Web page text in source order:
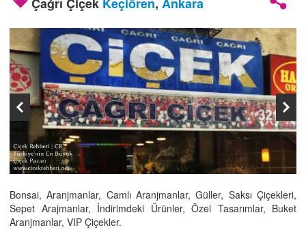
İLETİŞİM
Bonsai, Aranjmanlar, Camlı Aranjmanlar, Güller, Saksı Çiçekleri,
Sepet Arajmanlar, İndirimdeki Ürünler, Özel Tasarımlar, Buket
Aranjmanlar, VIP Çiçekler.